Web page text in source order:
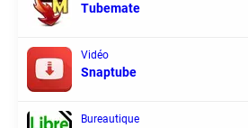
Tubemate
Vidéo
Snaptube
Bureautique